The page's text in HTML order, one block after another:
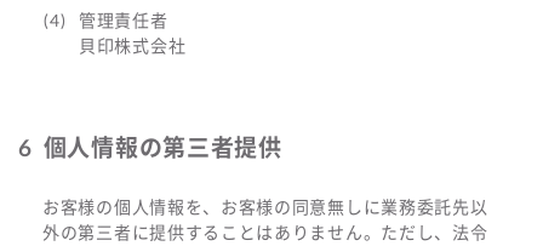
管理責任者
貝印株式会社
個人情報の第三者提供
お客様の個人情報を、お客様の同意無しに業務委託先以
外の第三者に提供することはありません。ただし、法令